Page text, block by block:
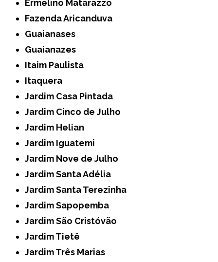
Ermelino Matarazzo
Fazenda Aricanduva
Guaianases
Guaianazes
Itaim Paulista
Itaquera
Jardim Casa Pintada
Jardim Cinco de Julho
Jardim Helian
Jardim Iguatemi
Jardim Nove de Julho
Jardim Santa Adélia
Jardim Santa Terezinha
Jardim Sapopemba
Jardim São Cristóvão
Jardim Tietê
Jardim Três Marias